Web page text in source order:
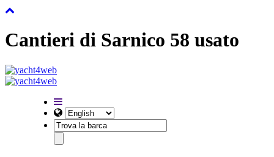
Cantieri di Sarnico 58 usato